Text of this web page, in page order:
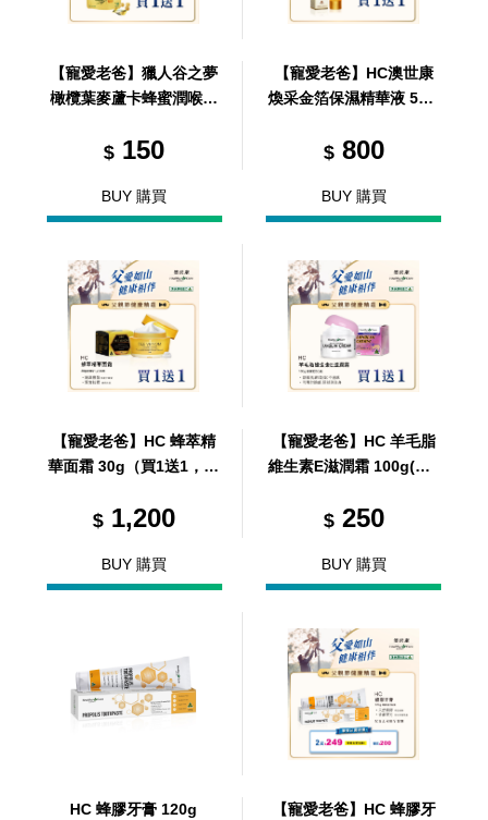
【寵愛老爸】獵人谷之夢
橄欖葉麥蘆卡蜂蜜潤喉糖
包）
$150
BUY 購買
【寵愛老爸】HC澳世康
煥采金箔保濕精華液 50m
$800
BUY 購買
【寵愛老爸】HC 蜂萃精
華面霜 30g（買1送1，共
$1,200
BUY 購買
【寵愛老爸】HC 羊毛脂
維生素E滋潤霜 100g(買1
$250
BUY 購買
HC 蜂膠牙膏 120g
【寵愛老爸】HC 蜂膠牙